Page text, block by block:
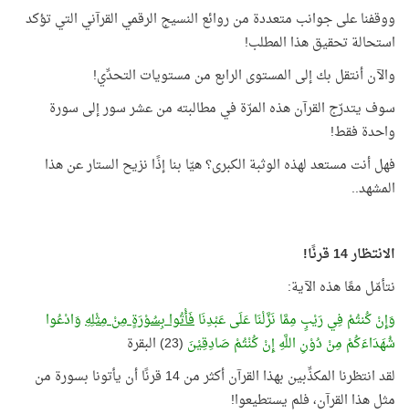
ووقفنا على جوانب متعددة من روائع النسيج الرقمي القرآني التي تؤكد
استحالة تحقيق هذا المطلب!
والآن أنتقل بك إلى المستوى الرابع من مستويات التحدِّي!
سوف يتدرّج القرآن هذه المرّة في مطالبته من عشر سور إلى سورة
واحدة فقط!
فهل أنت مستعد لهذه الوثبة الكبرى؟ هيّا بنا إذًا نزيح الستار عن هذا
المشهد..
الانتظار 14 قرنًا!
نتأمّل معًا هذه الآية:
وَإِنْ كُنتُمْ فِي رَيْبٍ مِمَّا نَزَّلْنَا عَلَى عَبْدِنَافَأْتُوا بِسُوْرَةٍ مِنْ مِثْلِهِوَادْعُوا
شُهَدَاءَكُمْ مِنْ دُوْنِ اللَّهِ إِنْ كُنْتُمْ صَادِقِيْنَ (23) البقرة
لقد انتظرنا المكذِّبين بهذا القرآن أكثر من 14 قرنًا أن يأتونا بسورة من
مثل هذا القرآن، فلم يستطيعوا!